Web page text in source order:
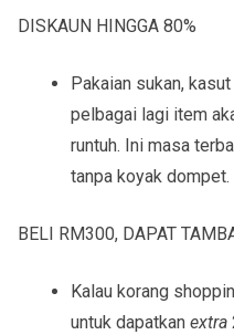
DISKAUN HINGGA 80%
Pakaian sukan,
pelbagai lagi item
runtuh. Ini masa
tanpa koyak dompet.
BELI RM300, DAPAT
Kalau korang
untuk dapatkan extra